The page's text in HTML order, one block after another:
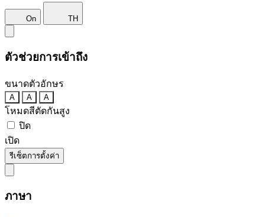
On TH
ตัวช่วยการเข้าถึง
ขนาดตัวอักษร
A A A
โหมดสีตัดกันสูง
ปิด
เปิด
รีเซ็ตการตั้งค่า
ภาษา